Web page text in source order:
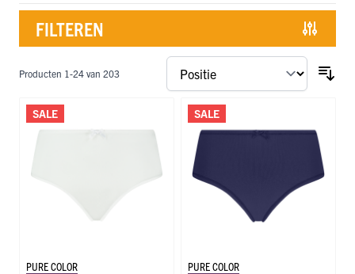
FILTEREN
Doorgaan naar productlijst
Producten 1-24 van 203
SALE
PURE COLOR
SALE
PURE COLOR